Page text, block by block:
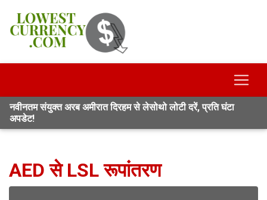
नवीनतम संयुक्त अरब अमीरात दिरहम से लेसोथो लोटी दरें, प्रति घंटा
अपडेट!
AED से LSL रूपांतरण